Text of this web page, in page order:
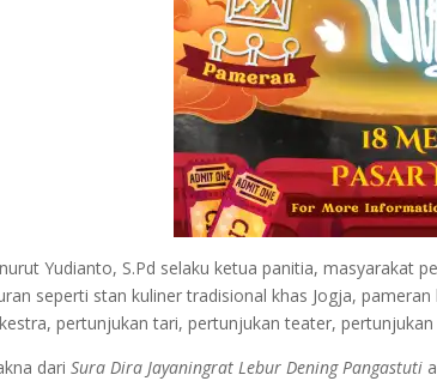
Yudianto, S.Pd selaku ketua panitia, masyarakat
seperti stan kuliner tradisional khas Jogja,
pertunjukan tari, pertunjukan teater,
dariSura Dira Jayaningrat Lebur Dening Pangastuti